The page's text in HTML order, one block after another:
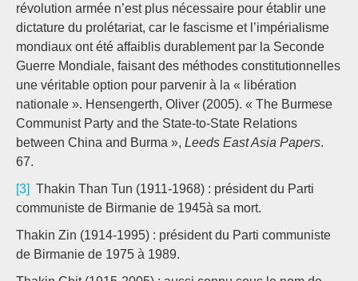
révolution armée n’est plus nécessaire pour établir une
dictature du prolétariat, car le fascisme et l’impérialisme
mondiaux ont été affaiblis durablement par la Seconde
Guerre Mondiale, faisant des méthodes constitutionnelles
une véritable option pour parvenir à la « libération
nationale ». Hensengerth, Oliver (2005). « The Burmese
Communist Party and the State-to-State Relations
between China and Burma », Leeds East Asia Papers.
67.
[3] Thakin Than Tun (1911-1968) : président du Parti
communiste de Birmanie de 1945à sa mort.
Thakin Zin (1914-1995) : président du Parti communiste
de Birmanie de 1975 à 1989.